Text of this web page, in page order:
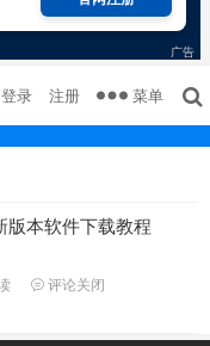
登录 注册 菜单
版本软件下载教程
评论关闭